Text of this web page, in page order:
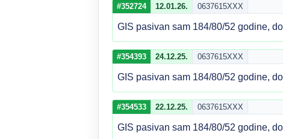
#352724 12.01.26. 0637615XXX
GIS pasivan sam 184/80/52 godine,
#354393 24.12.25. 0637615XXX
GIS pasivan sam 184/80/52 godine,
#354533 22.12.25. 0637615XXX
GIS pasivan sam 184/80/52 godine,